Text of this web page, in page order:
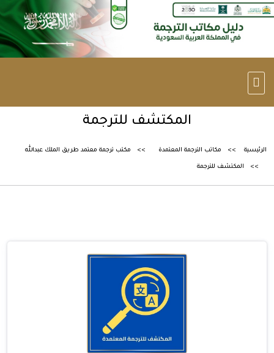
المكتشف للترجمة
الرئيسية مكاتب الترجمة المعتمدة مكتب ترجمة معتمد طريق الملك عبدالله
المكتشف للترجمة